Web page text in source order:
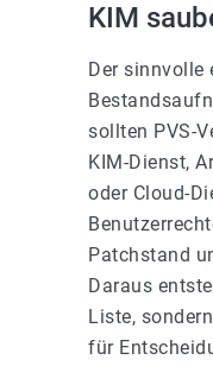
KIM
Der sinnvolle
sollten PVS-
KIM-Dienst,
oder Cloud-
Patchstand
Daraus
Liste,
für